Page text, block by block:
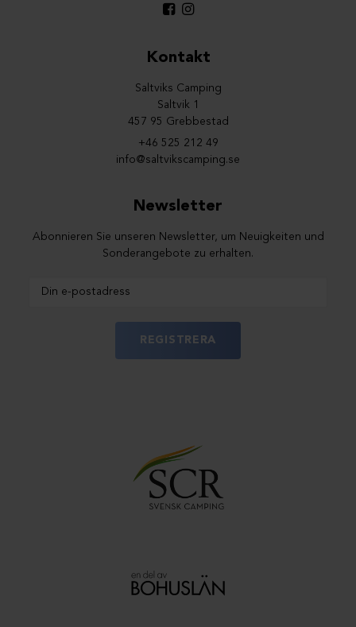
Kontakt
Saltviks Camping
Saltvik 1
457 95 Grebbestad
+46 525 212 49
info@saltvikscamping.se
Newsletter
Abonnieren Sie unseren Newsletter, um Neuigkeiten und
Sonderangebote zu erhalten.